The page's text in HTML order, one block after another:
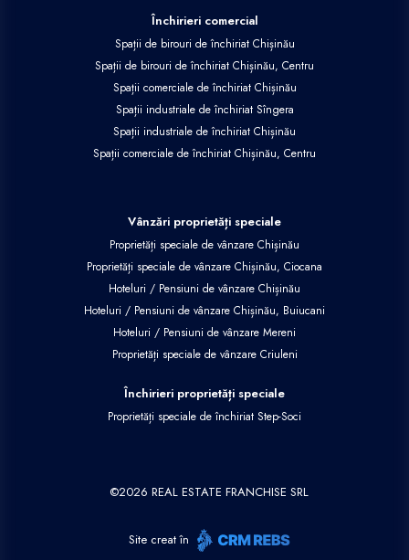
Închirieri comercial
Spații de birouri de închiriat Chișinău
Spații de birouri de închiriat Chișinău, Centru
Spații comerciale de închiriat Chișinău
Spații industriale de închiriat Sîngera
Spații industriale de închiriat Chișinău
Spații comerciale de închiriat Chișinău, Centru
Vânzări proprietăți speciale
Proprietăți speciale de vânzare Chișinău
Proprietăți speciale de vânzare Chișinău, Ciocana
Hoteluri / Pensiuni de vânzare Chișinău
Hoteluri / Pensiuni de vânzare Chișinău, Buiucani
Hoteluri / Pensiuni de vânzare Mereni
Proprietăți speciale de vânzare Criuleni
Închirieri proprietăți speciale
Proprietăți speciale de închiriat Step-Soci
©2026 REAL ESTATE FRANCHISE SRL
Site creat în